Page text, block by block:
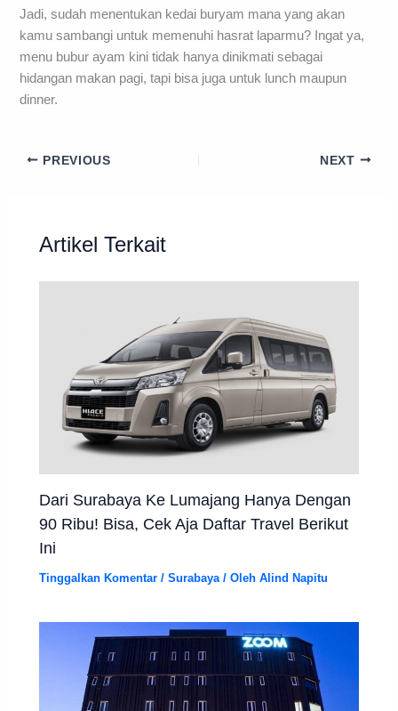
Jadi, sudah menentukan kedai buryam mana yang akan
kamu sambangi untuk memenuhi hasrat laparmu? Ingat ya,
menu bubur ayam kini tidak hanya dinikmati sebagai
hidangan makan pagi, tapi bisa juga untuk lunch maupun
dinner.
PREVIOUS NEXT
Artikel Terkait
Dari Surabaya Ke Lumajang Hanya Dengan
90 Ribu! Bisa, Cek Aja Daftar Travel Berikut
Ini
Tinggalkan Komentar /Surabaya / OlehAlind Napitu